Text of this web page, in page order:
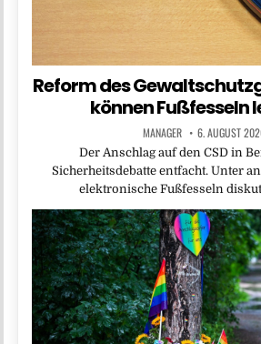
Reform des
können Fußfesseln
MANAGER 6. AUGUST
Der Anschlag auf den CSD in
Sicherheitsdebatte entfacht. Unter
elektronische Fußfesseln